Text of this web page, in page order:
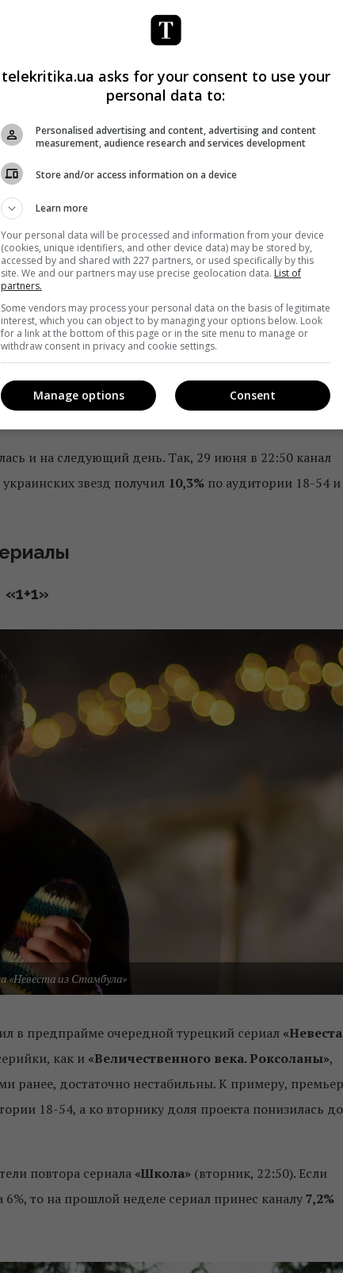
«Бриллиантовая рука»
две ленты Леонида Гайдая –«Бриллиантовая рука»
фильм в 14:40 получил 10%
доли по аудитории 18-54.
и на следующий день. Так, 29 июня в 22:50 канал
звезд получил 10,3% по аудитории 18-54 и
«1+1»
«Невеста из Стамбула»
в предпрайме очередной турецкий сериал «Невеста
как и «Величественного века. Роксоланы»,
ранее, достаточно нестабильны. К примеру,
18-54, а ко вторнику доля проекта понизилась до
повтора сериала «Школа» (вторник, 22:50). Если
то на прошлой неделе сериал принес каналу7,2%
telekritika.ua asks for your consent to use your
personal data to:
Personalised advertising and content, advertising and content
measurement, audience research and services development
Store and/or access information on a device
Learn more
Your personal data will be processed and information from your device
(cookies, unique identifiers, and other device data) may be stored by,
accessed by and shared with 227 partners, or used specifically by this
site. We and our partners may use precise geolocation data. List of
partners.
Some vendors may process your personal data on the basis of legitimate
interest, which you can object to by managing your options below. Look
for a link at the bottom of this page or in the site menu to manage or
withdraw consent in privacy and cookie settings.
Consent
Manage options